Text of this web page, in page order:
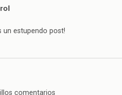
un estupendo post!
comentarios